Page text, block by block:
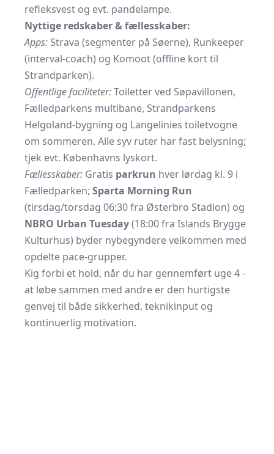
refleksvest og evt. pandelampe.
Nyttige redskaber & fællesskaber:
Apps: Strava (segmenter på Søerne), Runkeeper
(interval-coach) og Komoot (offline kort til
Strandparken).
Offentlige faciliteter:Toiletter ved Søpavillonen,
Fælledparkens multibane, Strandparkens
Helgoland-bygning og Langelinies toiletvogne
om sommeren. Alle syv ruter har fast belysning;
tjek evt. Københavns lyskort.
Fællesskaber: Gratis parkrun hver lørdag kl. 9 i
Fælledparken; Sparta Morning Run
(tirsdag/torsdag 06:30 fra Østerbro Stadion) og
NBRO Urban Tuesday(18:00 fra Islands Brygge
Kulturhus) byder nybegyndere velkommen med
opdelte pace-grupper.
Kig forbi et hold, når du har gennemført uge 4 -
at løbe sammen med andre er den hurtigste
genvej til både sikkerhed, teknik­input og
kontinuerlig motivation.